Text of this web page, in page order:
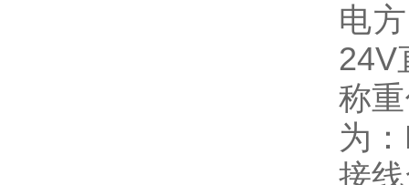
电
24V
称
为
接